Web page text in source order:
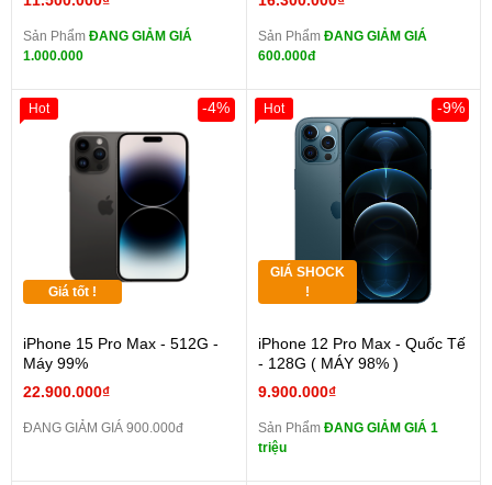
Sản Phẩm ĐANG GIẢM GIÁ
1.000.000
Sản Phẩm ĐANG GIẢM GIÁ
600.000đ
Giá tốt !
iPhone 15 Pro Max - 512G -
Máy 99%
22.900.000₫
-4%
ĐANG GIẢM GIÁ 900.000đ
Hot
GIÁ SHOCK
!
iPhone 12 Pro Max - Quốc Tế
- 128G ( MÁY 98% )
9.900.000₫
-9%
Sản Phẩm ĐANG GIẢM GIÁ 1
triệu
Hot